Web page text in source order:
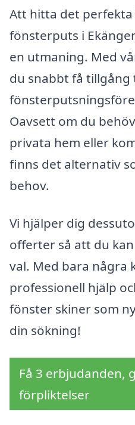
Att hitta det
fönsterputs i
en utmaning. Med
du snabbt få tillgång
Oavsett om du
privata hem eller
finns det alternativ
behov.
Vi hjälper dig
offerter så att du
val. Med bara några
professionell hjälp
fönster skiner som
din sökning!
Få 3 erbjudanden,
förpliktelser